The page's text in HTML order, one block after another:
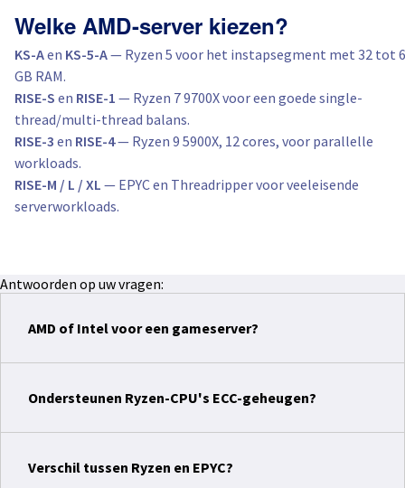
Welke AMD-server kiezen?
KS-Aen KS-5-A— Ryzen 5 voor het instapsegment met 32 tot
GB RAM.
RISE-S en RISE-1 — Ryzen 7 9700X voor een goede single-
thread/multi-thread balans.
RISE-3 en RISE-4— Ryzen 9 5900X, 12 cores, voor parallelle
workloads.
RISE-M / L / XL — EPYC en Threadripper voor veeleisende
serverworkloads.
Antwoorden op uw vragen:
AMD of Intel voor een gameserver?
Ondersteunen Ryzen-CPU's ECC-geheugen?
Verschil tussen Ryzen en EPYC?